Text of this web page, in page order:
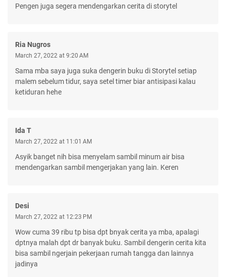
Pengen juga segera mendengarkan cerita di storytel
Ria Nugros
March 27, 2022 at 9:20 AM
Sama mba saya juga suka dengerin buku di Storytel setiap
malem sebelum tidur, saya setel timer biar antisipasi kalau
ketiduran hehe
Ida T
March 27, 2022 at 11:01 AM
Asyik banget nih bisa menyelam sambil minum air bisa
mendengarkan sambil mengerjakan yang lain. Keren
Desi
March 27, 2022 at 12:23 PM
Wow cuma 39 ribu tp bisa dpt bnyak cerita ya mba, apalagi
dptnya malah dpt dr banyak buku. Sambil dengerin cerita kita
bisa sambil ngerjain pekerjaan rumah tangga dan lainnya
jadinya